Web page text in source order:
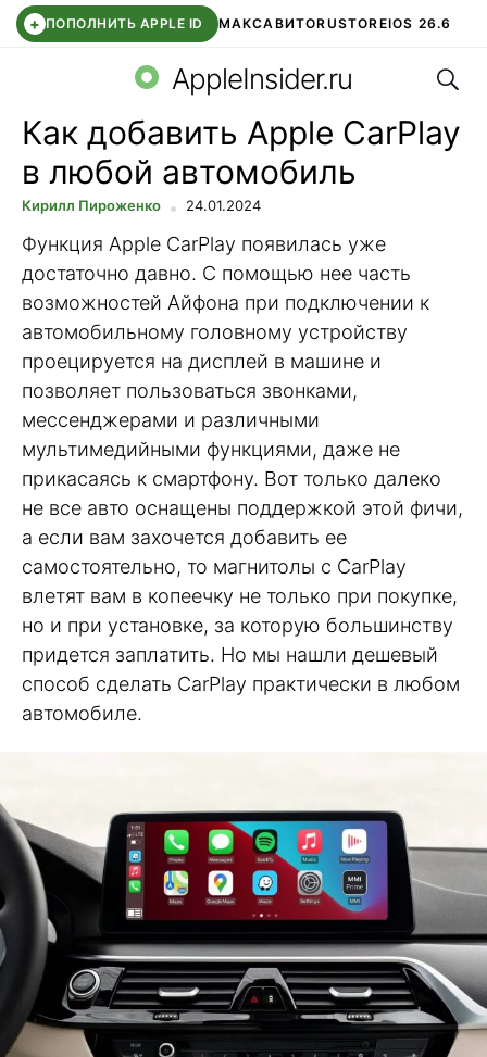
+ ПОПОЛНИТЬ APPLE ID МАКСАВИТОRUSTOREIOS 26.6
СБЕР КИДС ВТБ ОНЛАЙН ЧАТ В ROBLOX
AppleInsider.ru
Как добавить Apple CarPlay
в любой автомобиль
Кирилл Пироженко 24.01.2024
Функция Apple CarPlay появилась уже
достаточно давно. С помощью нее часть
возможностей Айфона при подключении к
автомобильному головному устройству
проецируется на дисплей в машине и
позволяет пользоваться звонками,
мессенджерами и различными
мультимедийными функциями, даже не
прикасаясь к смартфону. Вот только далеко
не все авто оснащены поддержкой этой фичи,
а если вам захочется добавить ее
самостоятельно, то магнитолы с CarPlay
влетят вам в копеечку не только при покупке,
но и при установке, за которую большинству
придется заплатить. Но мы нашли дешевый
способ сделать CarPlay практически в любом
автомобиле.